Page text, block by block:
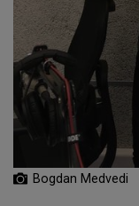
Bogdan Medvedi